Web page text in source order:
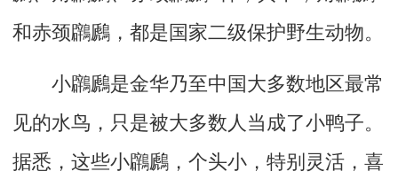
和赤颈鸊鷉，都是国家二级保护野生动物。
小鸊鷉是金华乃至中国大多数地区最常
见的水鸟，只是被大多数人当成了小鸭子。
据悉，这些小鸊鷉，个头小，特别灵活，喜